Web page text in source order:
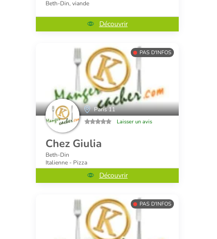
Beth-Din, viande
Découvrir
PAS D'INFOS
Paris 11
Laisser un avis
Chez Giulia
Beth-Din
Italienne - Pizza
Découvrir
PAS D'INFOS